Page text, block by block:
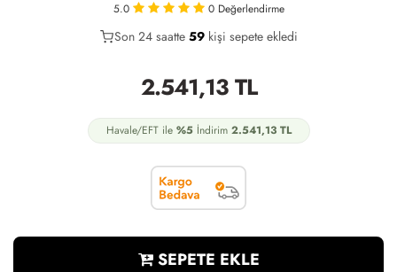
5.0 0 Değerlendirme
30
Son 24 saatte 59kişi sepete ekledi
23
2.541,13TL
Havale/EFT ile %5İndirim 2.541,13TL
SEPETE EKLE